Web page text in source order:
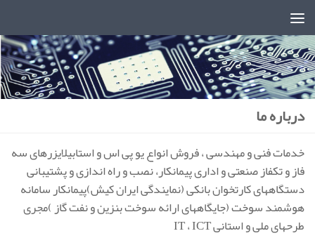
درباره ما
خدمات فنی و مهندسی ، فروش انواع یو پی اس و استابیلایزرهای سه
فاز و تکفاز صنعتی و اداری پیمانکار، نصب و راه اندازی و پشتیبانی
دستگاههای کارتخوان بانکی (نمایندگی ایران کیش)پیمانکار سامانه
هوشمند سوخت (جایگاههای ارائه سوخت بنزین و نفت گاز )مجری
طرحهای ملی و استانی IT ، ICT